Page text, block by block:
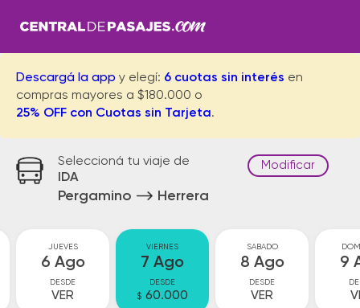
Descargá la app y elegí: 6 cuotas sin interés en
compras mayores a $180.000 o
25% OFF con Cuotas sin Tarjeta.
Seleccioná tu viaje de
IDA
Pergamino Herrera
Modificar
JUEVES
6 Ago
DESDE
VER
VIERNES
7 Ago
DESDE
$ 60.000
SABADO
8 Ago
DESDE
VER
9